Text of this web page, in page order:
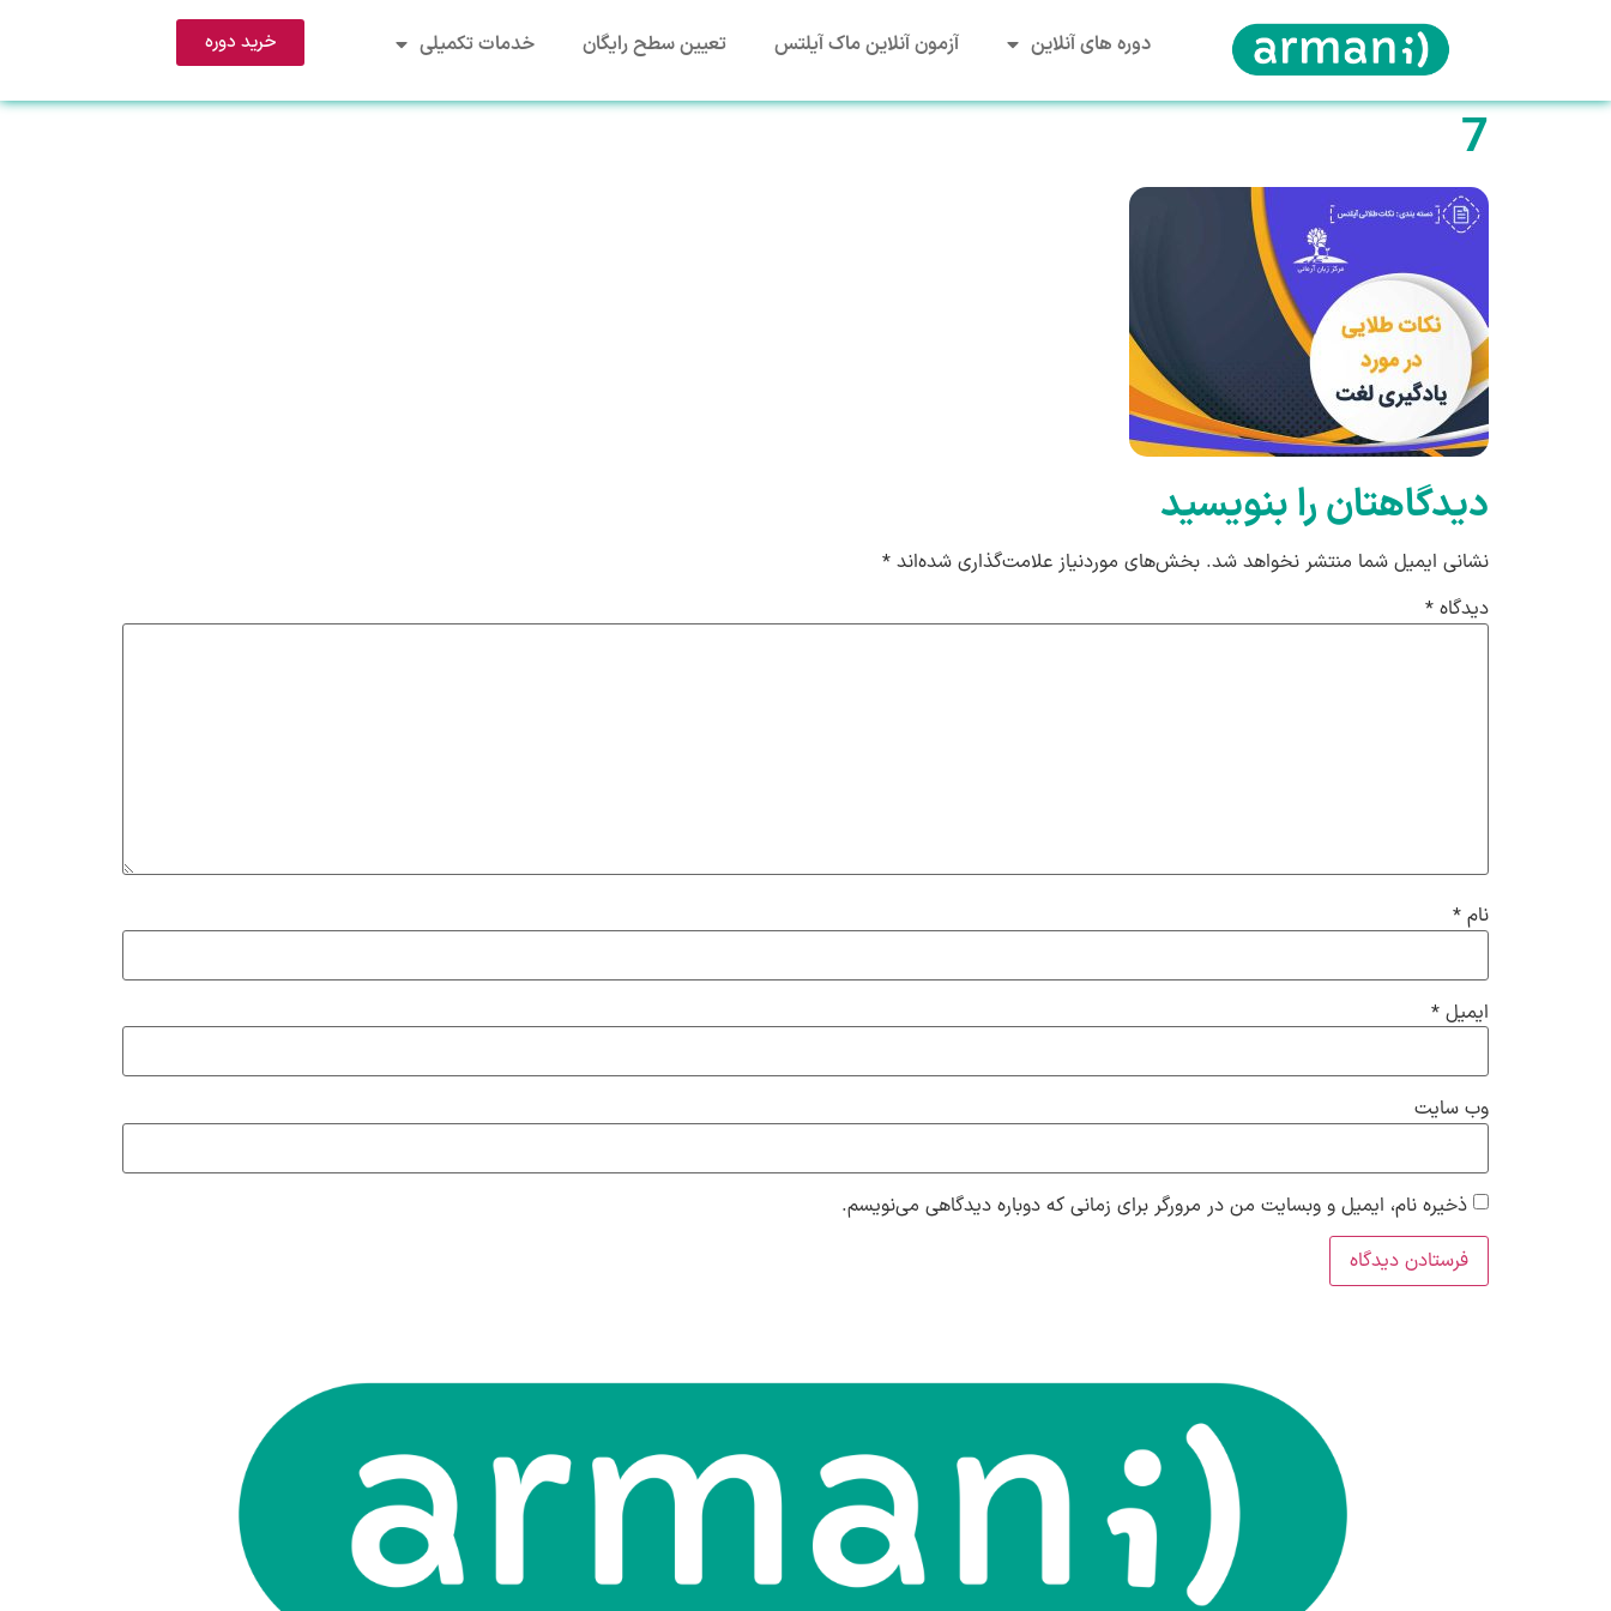
دوره های آنلاین آزمون آنلاین ماک آیلتس تعیین سطح رایگان خدمات تکمیلی خرید دوره
7
دیدگاهتان را بنویسید
نشانی ایمیل شما منتشر نخواهد شد. بخش‌های موردنیاز علامت‌گذاری شده‌اند *
دیدگاه *
نام *
ایمیل *
وب‌ سایت
ذخیره نام، ایمیل و وبسایت من در مرورگر برای زمانی که دوباره دیدگاهی می‌نویسم.